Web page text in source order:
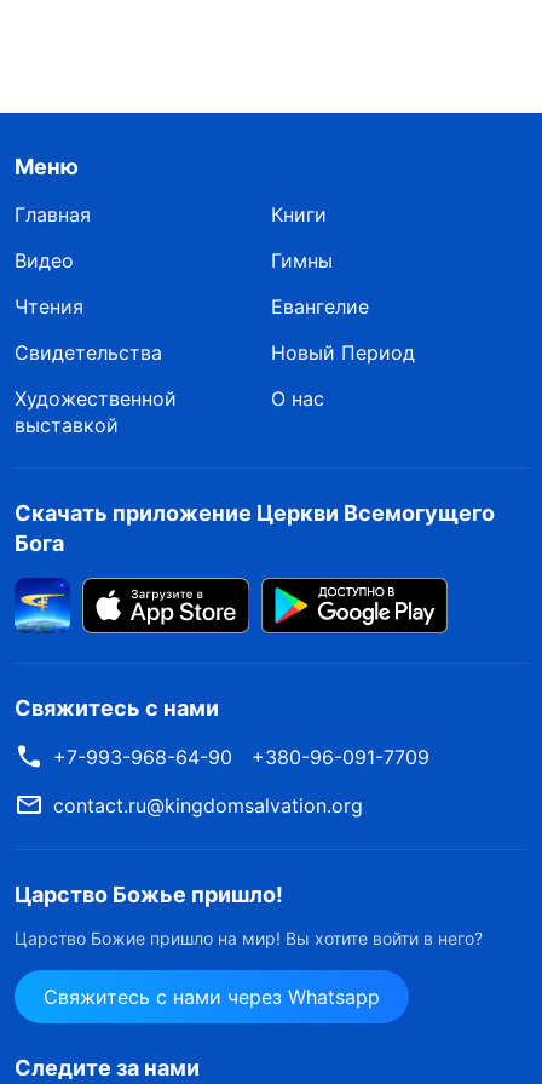
Меню
Главная
Книги
Видео
Гимны
Чтения
Евангелие
Свидетельства
Новый Период
Художественной
выставкой
О нас
Скачать приложение Церкви Всемогущего
Бога
Свяжитесь с нами
+7-993-968-64-90
+380-96-091-7709
contact.ru@kingdomsalvation.org
Царство Божье пришло!
Царство Божие пришло на мир! Вы хотите войти в него?
Свяжитесь с нами через Whatsapp
Следите за нами